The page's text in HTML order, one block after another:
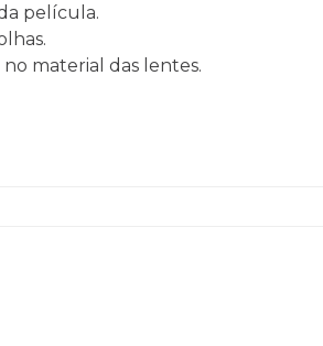
película.
material das lentes.